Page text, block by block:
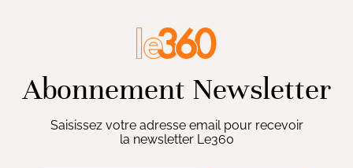
Abonnement Newsletter
Saisissez votre adresse email pour recevoir
la newsletter Le360